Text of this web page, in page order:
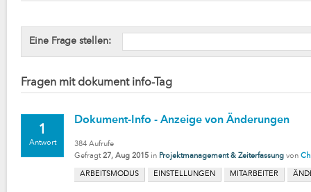
Eine Frage stellen:
Fragen mit dokument info-Tag
1
Antwort
Dokument-Info - Anzeige von Änderungen
384 Aufrufe
Gefragt 27, Aug 2015 in Projektmanagement & Zeiterfassung von
ARBEITSMODUS EINSTELLUNGEN MITARBEITER